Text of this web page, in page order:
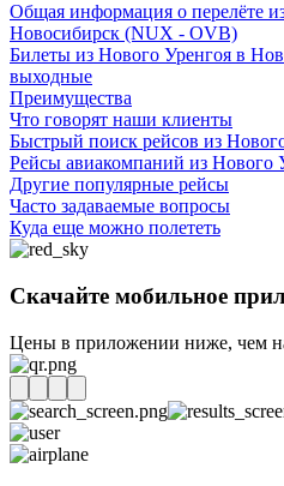
Общая информация о перелёте
Новосибирск (NUX - OVB)
Билеты из Нового Уренгоя в
выходные
Преимущества
Что говорят наши клиенты
Быстрый поиск рейсов из
Рейсы авиакомпаний из Нового
Другие популярные рейсы
Часто задаваемые вопросы
Куда еще можно полететь
Скачайте мобильное
Цены в приложении ниже, чем